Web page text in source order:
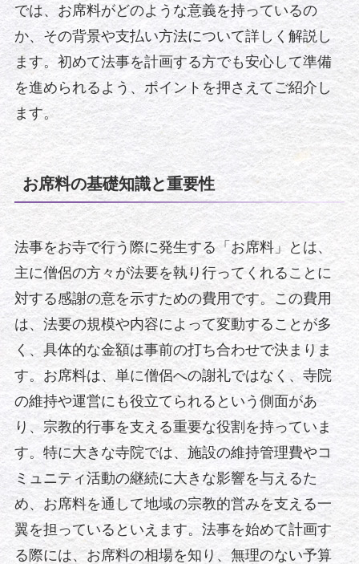
では、お席料がどのような意義を持っているの
か、その背景や支払い方法について詳しく解説し
ます。初めて法事を計画する方でも安心して準備
を進められるよう、ポイントを押さえてご紹介し
ます。
お席料の基礎知識と重要性
法事をお寺で行う際に発生する「お席料」とは、
主に僧侶の方々が法要を執り行ってくれることに
対する感謝の意を示すための費用です。この費用
は、法要の規模や内容によって変動することが多
く、具体的な金額は事前の打ち合わせで決まりま
す。お席料は、単に僧侶への謝礼ではなく、寺院
の維持や運営にも役立てられるという側面があ
り、宗教的行事を支える重要な役割を持っていま
す。特に大きな寺院では、施設の維持管理費やコ
ミュニティ活動の継続に大きな影響を与えるた
め、お席料を通して地域の宗教的営みを支える一
翼を担っているといえます。法事を始めて計画す
る際には、お席料の相場を知り、無理のない予算